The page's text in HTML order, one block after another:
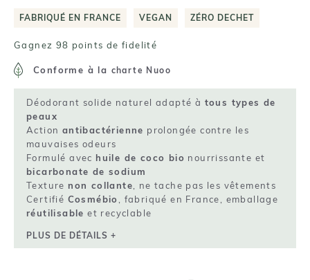
FABRIQUÉ EN FRANCE VEGAN ZÉRO DECHET
Gagnez 98 points de fidelité
Conforme à la charte Nuoo
Déodorant solide naturel adapté à tous types de
peaux
Action antibactérienne prolongée contre les
mauvaises odeurs
Formulé avec huile de coco bio nourrissante et
bicarbonate de sodium
Texturenon collante , ne tache pas les vêtements
Certifié Cosmébio
, fabriqué en France, emballage
réutilisable et recyclable
PLUS DE DÉTAILS +